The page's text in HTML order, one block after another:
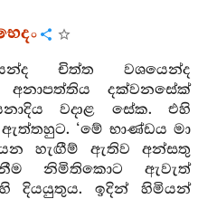
චිත්ත වශයෙන්ද
අනාපත්තිය දක්වනසේක්
වදාළ සේක. එහි
‘මේ භාණ්ඩය මා
යන හැඟීම් ඇතිව අන්සතු
නිමිතිකොට ඇවැත්
දියයුතුය. ඉදින් හිමියන්